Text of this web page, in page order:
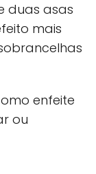
duas asas
mais
enfeite
ou